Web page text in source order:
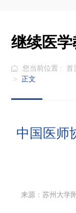
继续医
您当前位置 : 首
>
正文
中国医师
来源：苏州大学